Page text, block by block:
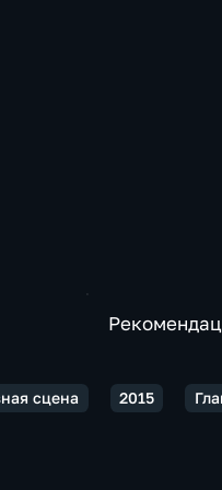
сцена 2015